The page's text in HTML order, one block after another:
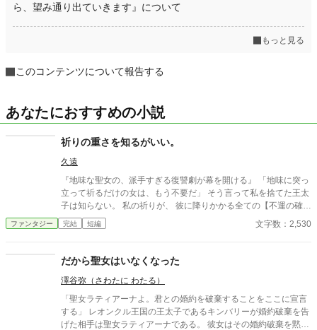
ら、望み通り出ていきます』について
もっと見る
このコンテンツについて報告する
あなたにおすすめの小説
祈りの重さを知るがいい。
久遠
『地味な聖女の、派手すぎる復讐劇が幕を開ける』 「地味に突っ
立って祈るだけの女は、もう不要だ」 そう言って私を捨てた王太
子は知らない。 私の祈りが、 彼に降りかかる全ての【不運の確
率】を 0%に固定していたことを。 私が祈りをやめた。 ただそれ
だけで、 彼の世界は「確率通り」の地獄に変わった。 転ぶ、下敷
ながら私を引き止めるけれど。 「死ぬ確率は固定してなかった
ファンタジー 完結 短編 文字数：2,530
だから聖女はいなくなった
澤谷弥（さわたに わたる）
「聖女ラティアーナよ。君との婚約を破棄することをここに宣言
する」 レオンクル王国の王太子であるキンバリーが婚約破棄を告
げた相手は聖女ラティアーナである。 彼女はその婚約破棄を黙っ